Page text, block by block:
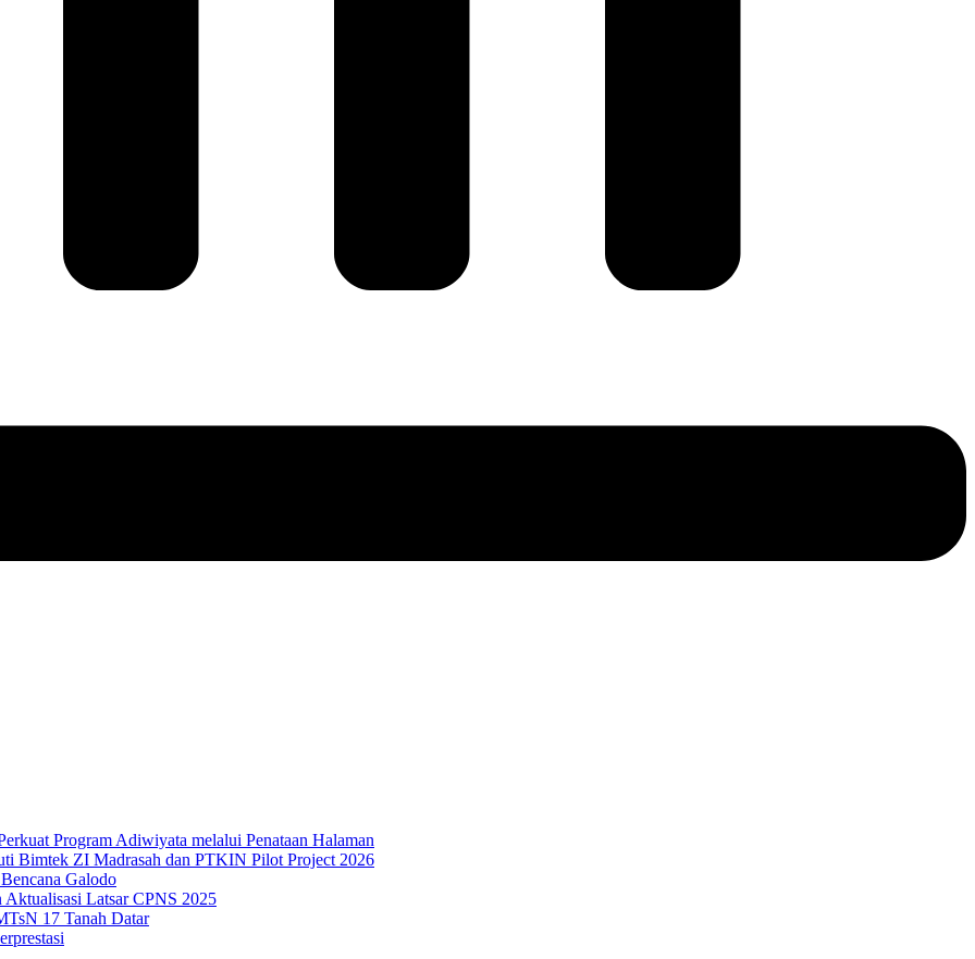
Program Adiwiyata melalui Penataan Halaman
Bimtek ZI Madrasah dan PTKIN Pilot Project 2026
Galodo
Latsar CPNS 2025
17 Tanah Datar